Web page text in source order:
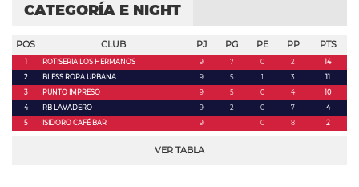
CATEGORÍA E NIGHT
POS CLUB PJ PG PE PP PTS
1 ROTISERIA LOS HERMANOS 9 7 0 2
14
2
BLESS ROPA URBANA 9 5 1 3
11
3
PUNTO IMPRESO 9 5 0 4
10
4
RB LAVADERO 9 2 0 7
4
5
ISIDORO CAFÉ BAR 9 1 0 8 2
VER TABLA